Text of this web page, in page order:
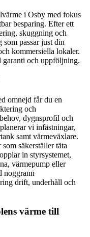
i Osby med fokus
besparing. Efter ett
skuggning och
passar just din
kommersiella lokaler.
garanti och uppföljning.
omnejd får du en
och
dygnsprofil och
vi infästningar,
samt värmeväxlare.
säkerställer täta
in styrsystemet,
värmepump eller
noggrann
drift, underhåll och
värme till